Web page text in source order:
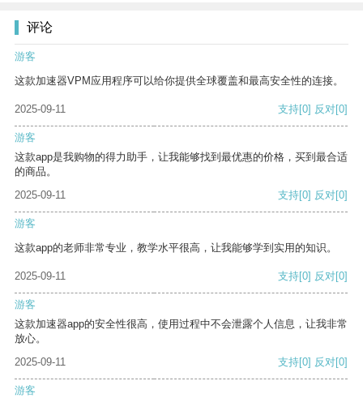
评论
游客
这款加速器VPM应用程序可以给你提供全球覆盖和最高安全性的连接。
2025-09-11 支持[0] 反对[0]
游客
这款app是我购物的得力助手，让我能够找到最优惠的价格，买到最合适
的商品。
2025-09-11
支持[0] 反对[0]
游客
这款app的老师非常专业，教学水平很高，让我能够学到实用的知识。
2025-09-11 支持[0] 反对[0]
游客
这款加速器app的安全性很高，使用过程中不会泄露个人信息，让我非常
放心。
2025-09-11
支持[0] 反对[0]
游客